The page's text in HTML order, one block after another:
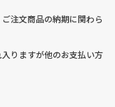
注文商品の納期に関わら
りますが他のお支払い方